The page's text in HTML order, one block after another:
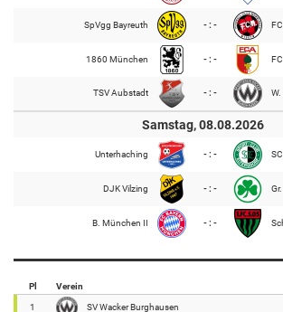
SpVgg Bayreuth - : -
1860 München - : -
TSV Aubstadt - : -
Samstag, 08.08.2026
Unterhaching - : -
DJK Vilzing - : -
B. München II - : -
Pl Verein
1 SV Wacker Burghausen